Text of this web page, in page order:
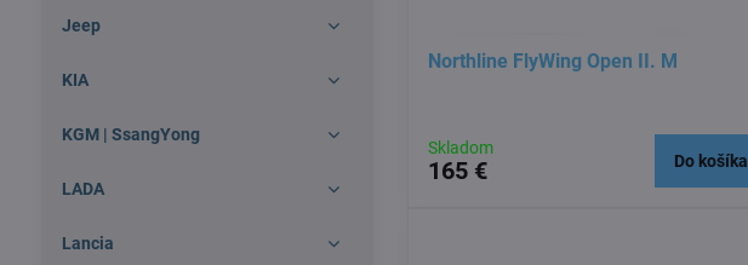
Northline FlyWing Open II. M
Skladom
165 € Do košíka
Jeep
KIA
KGM | SsangYong
LADA
Lancia